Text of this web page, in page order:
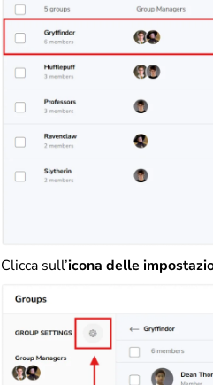
Clicca sull’icona delle